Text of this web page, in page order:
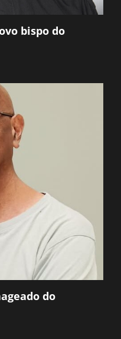
bispo do
do